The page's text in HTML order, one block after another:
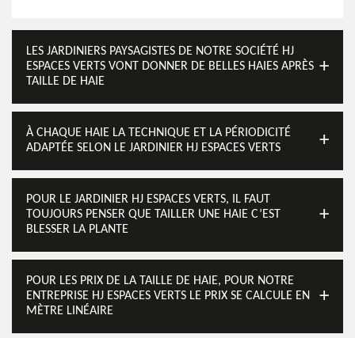
LES JARDINIERS PAYSAGISTES DE NOTRE SOCIÉTÉ HJ
ESPACES VERTS VONT DONNER DE BELLES HAIES APRÈS
TAILLE DE HAIE
À CHAQUE HAIE LA TECHNIQUE ET LA PÉRIODICITÉ
ADAPTÉE SELON LE JARDINIER HJ ESPACES VERTS
POUR LE JARDINIER HJ ESPACES VERTS, IL FAUT
TOUJOURS PENSER QUE TAILLER UNE HAIE C’EST
BLESSER LA PLANTE
POUR LES PRIX DE LA TAILLE DE HAIE, POUR NOTRE
ENTREPRISE HJ ESPACES VERTS LE PRIX SE CALCULE EN
MÈTRE LINÉAIRE